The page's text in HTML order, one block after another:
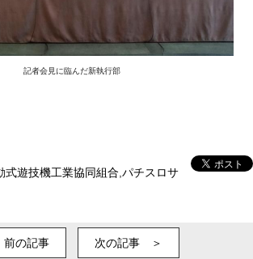
記者会見に臨んだ新執行部
式遊技機工業協同組合 パチスロサ
の記事 次の記事 ＞